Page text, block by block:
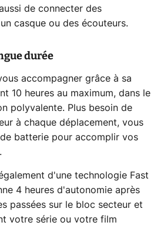
de connecter des
casque ou des écouteurs.
durée
accompagner grâce à sa
10 heures au maximum, dans le
polyvalente. Plus besoin de
à chaque déplacement, vous
batterie pour accomplir vos
d'une technologie Fast
4 heures d'autonomie après
passées sur le bloc secteur et
votre série ou votre film